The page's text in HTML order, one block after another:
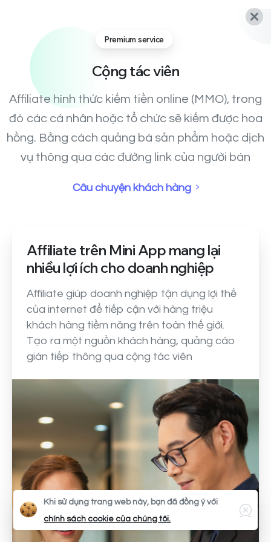
Premium service
Cộng tácviên
Affiliate hình thức kiếm tiền online (MMO), trong
đó các cá nhân hoặc tổ chức sẽ kiếm được hoa
hồng. Bằng cách quảng bá sản phẩm hoặc dịch
vụ thông qua các đường link của người bán
Câu chuyện khách hàng
Affiliate trên Mini App mang lại
nhiều lợi ích cho doanh nghiệp
Affiliate giúp doanh nghiệp tận dụng lợi thế
của internet để tiếp cận với hàng triệu
khách hàng tiềm năng trên toàn thế giới.
Tạo ra một nguồn khách hàng, quảng cáo
gián tiếp thông qua cộng tác viên
Khi sử dụng trang web này, bạn đã đồng ý với
chính sách cookie của chúng tôi.